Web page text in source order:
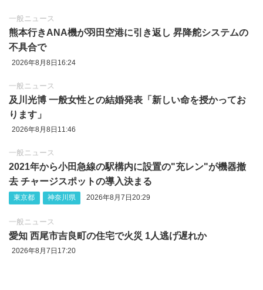
一般ニュース
熊本行きANA機が羽田空港に引き返し 昇降舵システムの
不具合で
2026年8月8日16:24
一般ニュース
及川光博 一般女性との結婚発表「新しい命を授かってお
ります」
2026年8月8日11:46
一般ニュース
2021年から小田急線の駅構内に設置の"充レン"が機器撤
去 チャージスポットの導入決まる
東京都 神奈川県 2026年8月7日20:29
一般ニュース
愛知 西尾市吉良町の住宅で火災 1人逃げ遅れか
2026年8月7日17:20